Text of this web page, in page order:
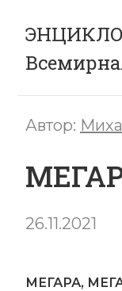
Автор:
26.11.2021
МЕГАРА,